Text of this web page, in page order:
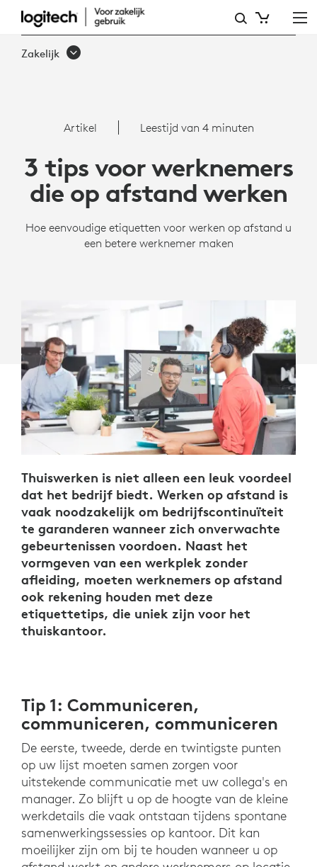
TIPS
OP
AFSTAND
WERKEN
Zakelijk
Artikel Leestijd van 4 minuten
3 tips voor werknemers
die op afstand werken
Hoe eenvoudige etiquetten voor werken op afstand u
een betere werknemer maken
Thuiswerken is niet alleen een leuk voordeel
dat het bedrijf biedt. Werken op afstand is
vaak noodzakelijk om bedrijfscontinuïteit
te garanderen wanneer zich onverwachte
gebeurtenissen voordoen. Naast het
vormgeven van een werkplek zonder
afleiding, moeten werknemers op afstand
ook rekening houden met deze
etiquettetips, die uniek zijn voor het
thuiskantoor.
Tip 1: Communiceren,
communiceren, communiceren
De eerste, tweede, derde en twintigste punten
op uw lijst moeten samen zorgen voor
uitstekende communicatie met uw collega's en
manager. Zo blijft u op de hoogte van de kleine
werkdetails die vaak ontstaan tijdens spontane
samenwerkingssessies op kantoor. Dit kan
moeilijker zijn om bij te houden wanneer u op